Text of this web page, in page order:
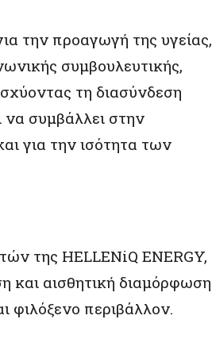
την προαγωγή της υγείας,
συμβουλευτικής,
τη διασύνδεση
συμβάλλει στην
για την ισότητα των
της HELLENiQ ENERGY,
και αισθητική διαμόρφωση
φιλόξενο περιβάλλον.